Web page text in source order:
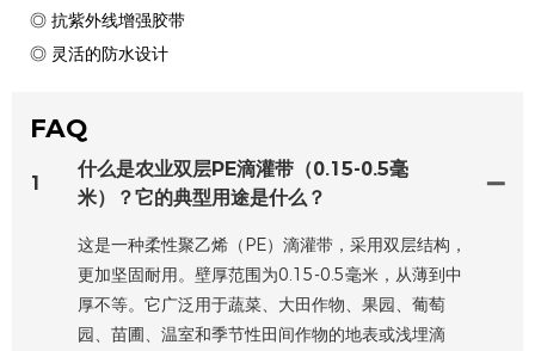
◎ 抗紫外线增强胶带
◎ 灵活的防水设计
FAQ
1
什么是农业双层PE滴灌带（0.15-0.5毫
米）？它的典型用途是什么？
这是一种柔性聚乙烯（PE）滴灌带，采用双层结构，
更加坚固耐用。壁厚范围为0.15-0.5毫米，从薄到中
厚不等。它广泛用于蔬菜、大田作物、果园、葡萄
园、苗圃、温室和季节性田间作物的地表或浅埋滴